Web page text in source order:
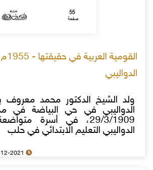
الدواليبي
ولد الشيخ الدكتور محمد
الدواليبي في حي البياضة في
29/3/1909، في أسرة
الدواليبي التعليم الابتدائي في حلب
01-12-2021